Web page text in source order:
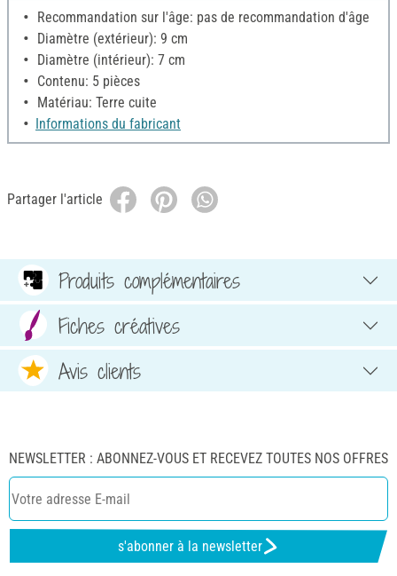
Recommandation sur l'âge: pas de recommandation d'âge
Diamètre (extérieur): 9 cm
Diamètre (intérieur): 7 cm
Contenu: 5 pièces
Matériau: Terre cuite
Informations du fabricant
Partager l'article
Produits complémentaires
Fiches créatives
Avis clients
NEWSLETTER : ABONNEZ-VOUS ET RECEVEZ TOUTES NOS OFFRES
s'abonner à la newsletter